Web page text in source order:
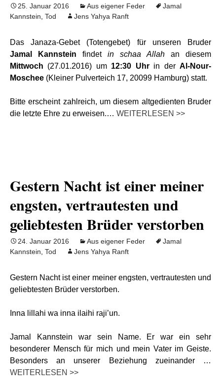
25. Januar 2016 Aus eigener Feder
Jamal
Kannstein Tod Jens Yahya Ranft
Das Janaza-Gebet (Totengebet) für unseren Bruder
Jamal Kannstein findet in schaa Allah an diesem
Mittwoch (27.01.2016) um 12:30 Uhrin derAl-Nour-
Moschee (Kleiner Pulverteich 17, 20099 Hamburg) statt.
Bitte erscheint zahlreich, um diesem altgedienten Bruder
die letzte Ehre zu erweisen.… WEITERLESEN >>
Gestern Nacht ist einer meiner
engsten, vertrautesten und
geliebtesten Brüder verstorben
24. Januar 2016 Aus eigener Feder
Jamal
Kannstein Tod Jens Yahya Ranft
Gestern Nacht ist einer meiner engsten, vertrautesten und
geliebtesten Brüder verstorben.
Inna lillahi wa inna ilaihi raji’un.
Jamal Kannstein war sein Name. Er war ein sehr
besonderer Mensch für mich und mein Vater im Geiste.
Besonders an unserer Beziehung zueinander …
WEITERLESEN >>